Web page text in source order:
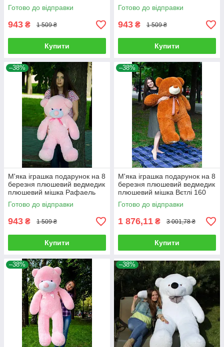
дівчини на день народження
Готово до відправки
943 ₴ 1 509 ₴
Купити
на день народження
Готово до відправки
943 ₴ 1 509 ₴
Купити
–38%
М'яка іграшка подарунок на 8
березня плюшевий ведмедик
плюшевий мішка Рафаель
100 см Рожевий
Готово до відправки
943 ₴ 1 509 ₴
Купити
–38%
М'яка іграшка подарунок на 8
березня плюшевий ведмедик
плюшевий мішка Вєтлі 160
см Карамельний
Готово до відправки
1 876,11 ₴ 3 001,78 ₴
Купити
–38% –38%